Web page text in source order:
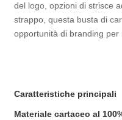
del logo, opzioni di strisce
strappo, questa busta di
opportunità di branding per
Caratteristiche principali
Materiale cartaceo al